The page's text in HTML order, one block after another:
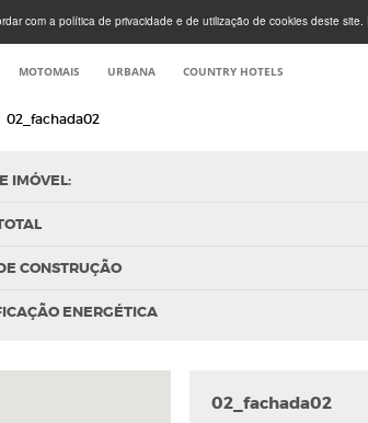
com a política de privacidade e de utilização de cookies deste
MOTOMAIS URBANA COUNTRY HOTELS
02_fachada02
IMÓVEL:
CONSTRUÇÃO
ENERGÉTICA
02_fachada02